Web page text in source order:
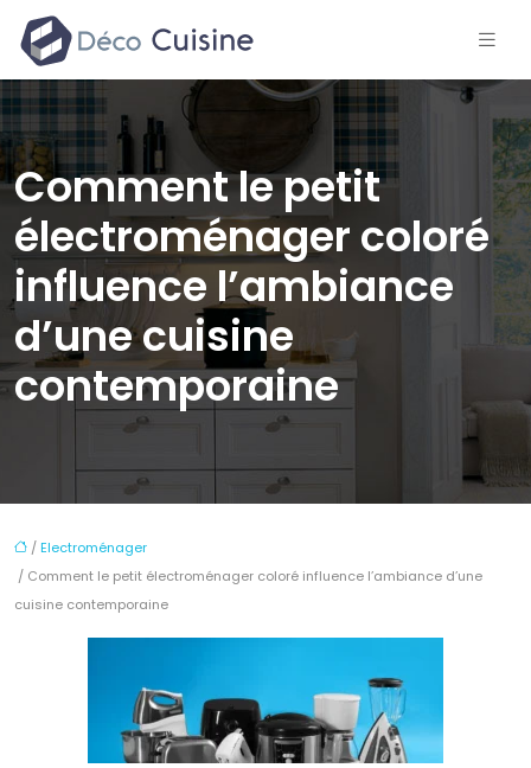
Comment le petit
électroménager coloré
influence l’ambiance
d’une cuisine
contemporaine
/ Electroménager
/ Comment le petit électroménager coloré influence l’ambiance d’une
cuisine contemporaine